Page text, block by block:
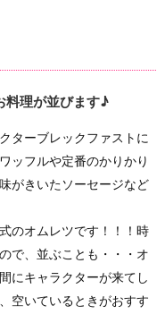
料理が並びます♪
ターブレックファストに
ッフルや定番のかりかり
がきいたソーセージなど
のオムレツです！！！時
で、並ぶことも・・・オ
にキャラクターが来てし
空いているときがおすす